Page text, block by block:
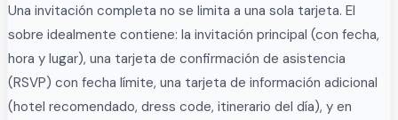
Una invitación completa no se limita a una sola tarjeta. El
sobre idealmente contiene: la invitación principal (con fecha,
hora y lugar), una tarjeta de confirmación de asistencia
(RSVP) con fecha límite, una tarjeta de información adicional
(hotel recomendado, dress code, itinerario del día), y en